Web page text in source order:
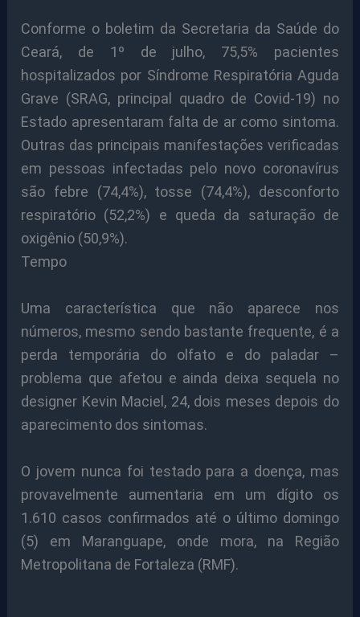
Conforme o boletim da Secretaria da Saúde do
Ceará, de 1º de julho, 75,5% pacientes
hospitalizados por Síndrome Respiratória Aguda
Grave (SRAG, principal quadro de Covid-19) no
Estado apresentaram falta de ar como sintoma.
Outras das principais manifestações verificadas
em pessoas infectadas pelo novo coronavírus
são febre (74,4%), tosse (74,4%), desconforto
respiratório (52,2%) e queda da saturação de
oxigênio (50,9%).
Tempo
Uma característica que não aparece nos
números, mesmo sendo bastante frequente, é a
perda temporária do olfato e do paladar –
problema que afetou e ainda deixa sequela no
designer Kevin Maciel, 24, dois meses depois do
aparecimento dos sintomas.
O jovem nunca foi testado para a doença, mas
provavelmente aumentaria em um dígito os
1.610 casos confirmados até o último domingo
(5) em Maranguape, onde mora, na Região
Metropolitana de Fortaleza (RMF).